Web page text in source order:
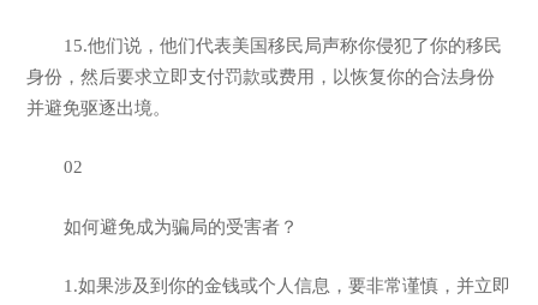
15.他们说，他们代表美国移民局声称你侵犯了你的移民
身份，然后要求立即支付罚款或费用，以恢复你的合法身份
并避免驱逐出境。
02
如何避免成为骗局的受害者？
1.如果涉及到你的金钱或个人信息，要非常谨慎，并立即